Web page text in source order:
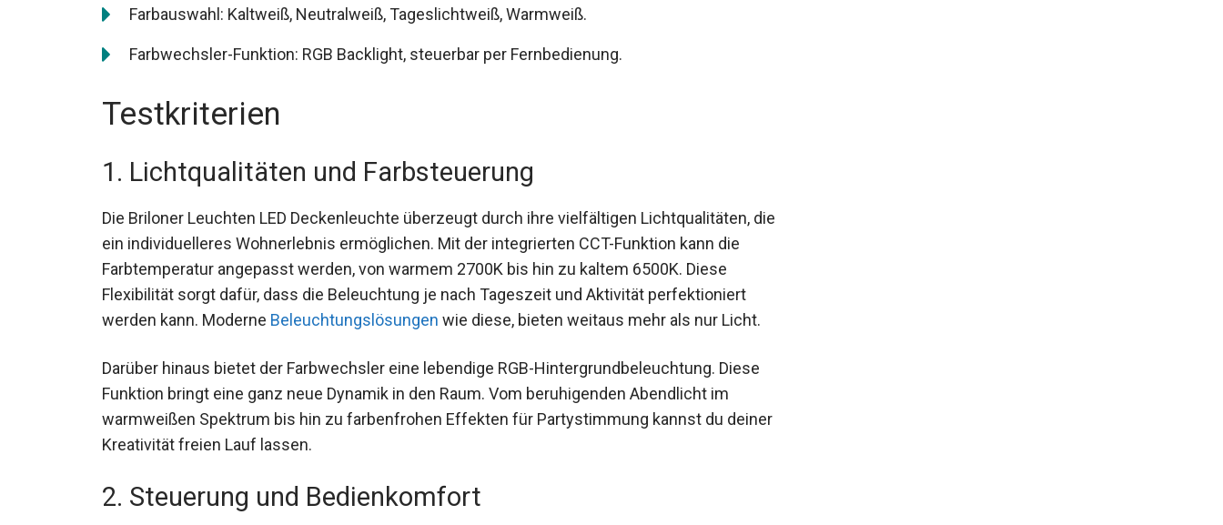
Farbauswahl: Kaltweiß, Neutralweiß, Tageslichtweiß, Warmweiß.
Farbwechsler-Funktion: RGB Backlight, steuerbar per Fernbedienung.
Testkriterien
1. Lichtqualitäten und Farbsteuerung
Die Briloner Leuchten LED Deckenleuchte überzeugt durch ihre vielfältigen Lichtqualitäten, die
ein individuelleres Wohnerlebnis ermöglichen. Mit der integrierten CCT-Funktion kann die
Farbtemperatur angepasst werden, von warmem 2700K bis hin zu kaltem 6500K. Diese
Flexibilität sorgt dafür, dass die Beleuchtung je nach Tageszeit und Aktivität perfektioniert
werden kann. Moderne Beleuchtungslösungen wie diese, bieten weitaus mehr als nur Licht.
Darüber hinaus bietet der Farbwechsler eine lebendige RGB-Hintergrundbeleuchtung. Diese
Funktion bringt eine ganz neue Dynamik in den Raum. Vom beruhigenden Abendlicht im
warmweißen Spektrum bis hin zu farbenfrohen Effekten für Partystimmung kannst du deiner
Kreativität freien Lauf lassen.
2. Steuerung und Bedienkomfort